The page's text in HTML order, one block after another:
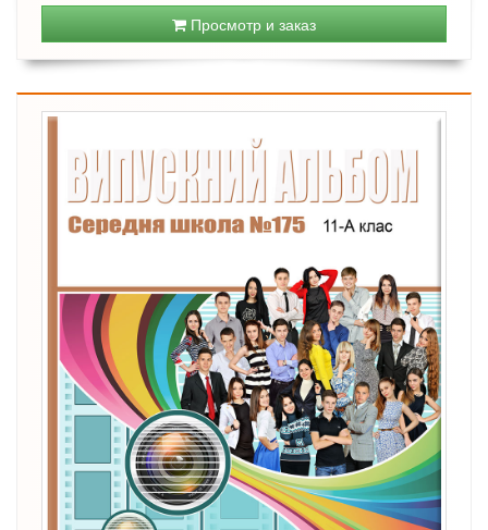
Просмотр и заказ